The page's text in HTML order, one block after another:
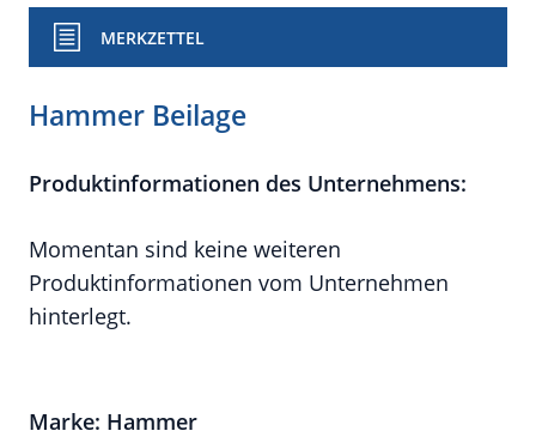
MERKZETTEL
Hammer Beilage
Produktinformationen des Unternehmens:
Momentan sind keine weiteren
Produktinformationen vom Unternehmen
hinterlegt.
Marke: Hammer